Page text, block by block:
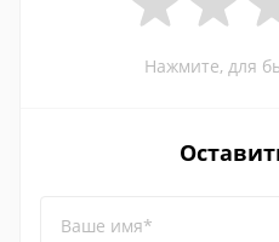
Нажмите, для
Ваше имя*